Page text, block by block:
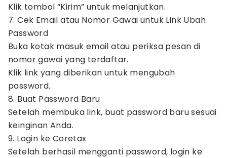
Klik tombol “Kirim” untuk melanjutkan.
7. Cek Email atau Nomor Gawai untuk Link Ubah
Password
Buka kotak masuk email atau periksa pesan di
nomor gawai yang terdaftar.
Klik link yang diberikan untuk mengubah
password.
8. Buat Password Baru
Setelah membuka link, buat password baru sesuai
keinginan Anda.
9. Login ke Coretax
Setelah berhasil mengganti password, login ke